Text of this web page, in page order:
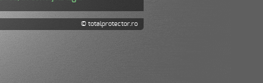
© totalprotector.ro